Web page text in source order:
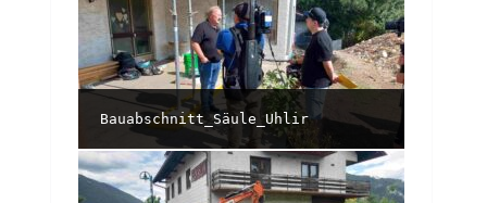
Bauabschnitt_Säule_Uhlir